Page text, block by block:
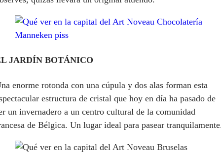
JARDÍN BOTÁNICO
enorme rotonda con una cúpula y dos alas forman esta
estructura de cristal que hoy en día ha pasado de
un invernadero a un centro cultural de la comunidad
de Bélgica. Un lugar ideal para pasear